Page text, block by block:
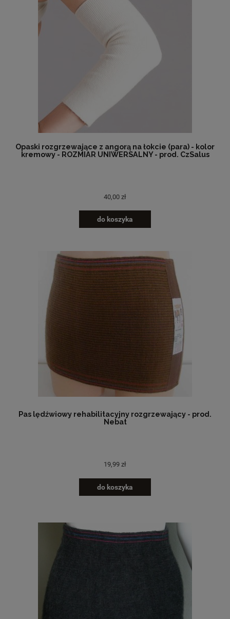
Opaski rozgrzewające z angorą na łokcie (para) - kolor
kremowy - ROZMIAR UNIWERSALNY - prod. CzSalus
40,00 zł
do koszyka
Pas lędźwiowy rehabilitacyjny rozgrzewający - prod.
Nebat
19,99 zł
do koszyka